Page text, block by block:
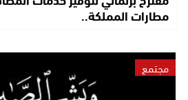
مطارات المملكة..
مجتمع